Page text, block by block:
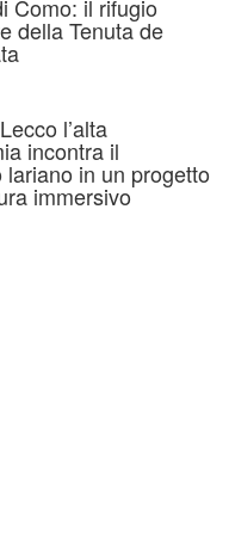
Como: il rifugio
della Tenuta de
l’alta
incontra il
lariano in un progetto
immersivo